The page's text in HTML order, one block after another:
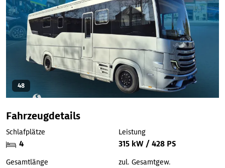
48
Fahrzeugdetails
Schlafplätze
4
Leistung
315 kW / 428 PS
Gesamtlänge zul. Gesamtgew.